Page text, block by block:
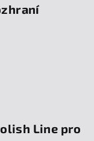
Line pro